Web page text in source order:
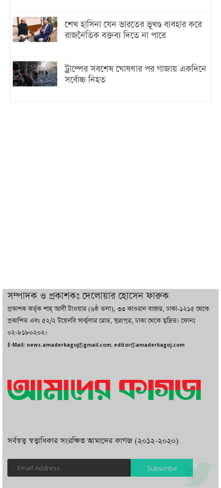
শেখ হাসিনা যেন ভারতের ভূখণ্ড ব্যবহার করে
রাজনৈতিক বক্তব্য দিতে না পারে
ট্রাম্পের সবশেষ ঘোষণার পর গাজায় একদিনে
সর্বোচ্চ নিহত
দুবাইয়ে বেনজীরের জামিন বাতিল করতে ল
ফার্ম নিয়োগ করেছে সরকার
করা হবে : পররাষ্ট্র প্রতিমন্ত্রী
সম্পাদক ও প্রকাশকঃ দেলোয়ার হোসেন ফারুক
প্রকাশক কর্তৃক শাহ্ আলী টাওয়ার (৬ষ্ঠ তলা), ৩৩ কাওরান বাজার, ঢাকা-১২১৫ থেকে
প্রকাশিত এবং ৫২/২ টয়েনবি সার্কুলার রোড, সুত্রাপুর, ঢাকা থেকে মুদ্রিত। ফোনঃ
০২-৮১৮০২০২।
E-Mail: news.amaderkagoj@gmail.com, editor@amaderkagoj.com
সর্বস্বত্ব স্বত্বাধিকার সংরক্ষিত আমাদের কাগজ (২০১২-২০২০)